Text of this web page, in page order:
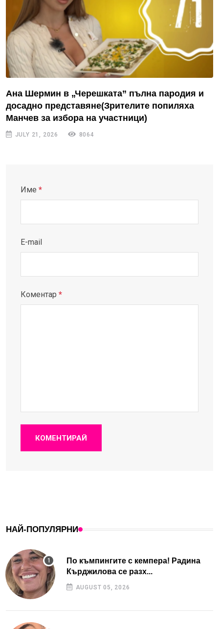
Ана Шермин в „Черешката” пълна пародия и
досадно представяне(Зрителите попиляха
Манчев за избора на участници)
JULY 21, 2026 8064
Име *
E-mail
Коментар *
КОМЕНТИРАЙ
НАЙ-ПОПУЛЯРНИ
По къмпингите с кемпера! Радина
Кърджилова се разх...
AUGUST 05, 2026